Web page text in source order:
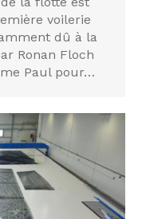
voilerie
dû à la
Ronan Floch
Paul pour…